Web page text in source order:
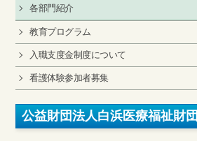
各部門紹介
教育プログラム
入職支度金制度について
看護体験参加者募集
公益財団法人白浜医療福祉財団